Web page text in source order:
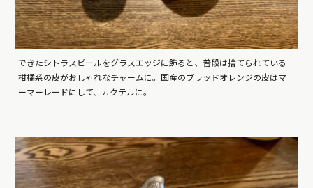
できたシトラスピールをグラスエッジに飾ると、普段は捨てられている
柑橘系の皮がおしゃれなチャームに。国産のブラッドオレンジの皮はマ
ーマーレードにして、カクテルに。